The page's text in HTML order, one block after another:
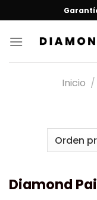
Inicio /
Diamond